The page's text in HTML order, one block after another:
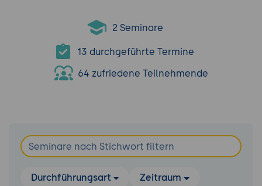
2 Seminare
13 durchgeführte Termine
64 zufriedene Teilnehmende
Durchführungsart
Zeitraum